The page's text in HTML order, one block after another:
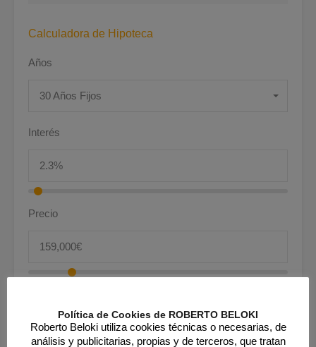
Calculadora de Hipoteca
Años
30 Años Fijos
Interés
Precio
Política de Cookies de ROBERTO BELOKI
Roberto Beloki utiliza cookies técnicas o necesarias, de
análisis y publicitarias, propias y de terceros, que tratan